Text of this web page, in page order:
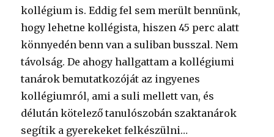
kollégium is. Eddig fel sem merült bennünk,
hogy lehetne kollégista, hiszen 45 perc alatt
könnyedén benn van a suliban busszal. Nem
távolság. De ahogy hallgattam a kollégiumi
tanárok bemutatkozóját az ingyenes
kollégiumról, ami a suli mellett van, és
délután kötelező tanulószobán szaktanárok
segítik a gyerekeket felkészülni…